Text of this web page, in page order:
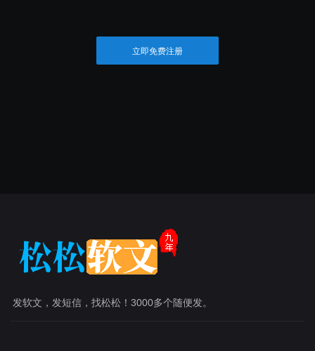
立即免费注册
发软文，发短信，找松松！3000多个随便发。